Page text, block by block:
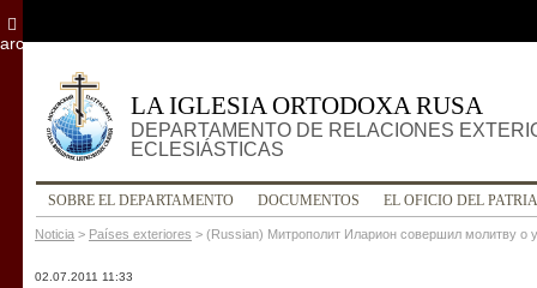
LA IGLESIA ORTODOXA RUSA
DEPARTAMENTO DE RELACIONES
ECLESIÁSTICAS
SOBRE EL DEPARTAMENTO DOCUMENTOS EL OFICIO DEL
Noticia > Países exteriores > (Russian) Митрополит Иларион совершил молитву о
02.07.2011 11:33
archivo